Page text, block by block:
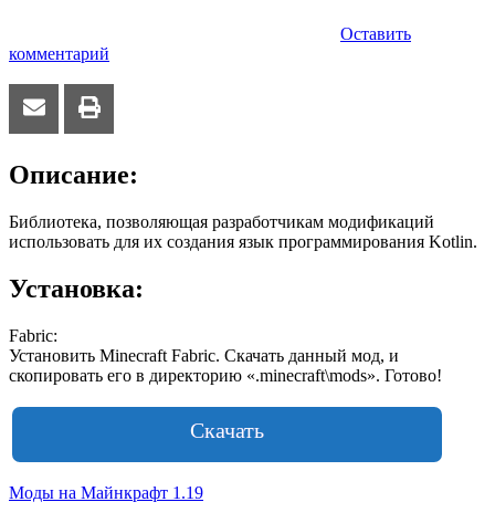
Оставить
комментарий
Описание:
Библиотека, позволяющая разработчикам модификаций
использовать для их создания язык программирования Kotlin.
Установка:
Fabric:
Установить Minecraft Fabric. Скачать данный мод, и
скопировать его в директорию «.minecraft\mods». Готово!
Скачать
Моды на Майнкрафт 1.19